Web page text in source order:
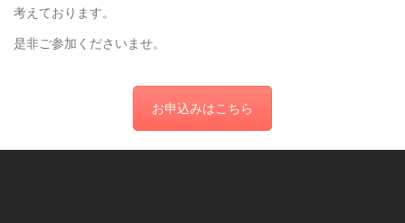
考えております。
是非ご参加くださいませ。
お申込みはこちら